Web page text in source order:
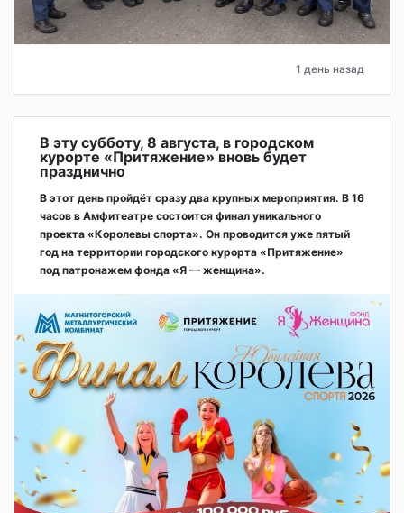
1 день назад
В эту субботу, 8 августа, в городском
курорте «Притяжение» вновь будет
празднично
В этот день пройдёт сразу два крупных мероприятия. В 16
часов в Амфитеатре состоится финал уникального
проекта «Королевы спорта». Он проводится уже пятый
год на территории городского курорта «Притяжение»
под патронажем фонда «Я — женщина».